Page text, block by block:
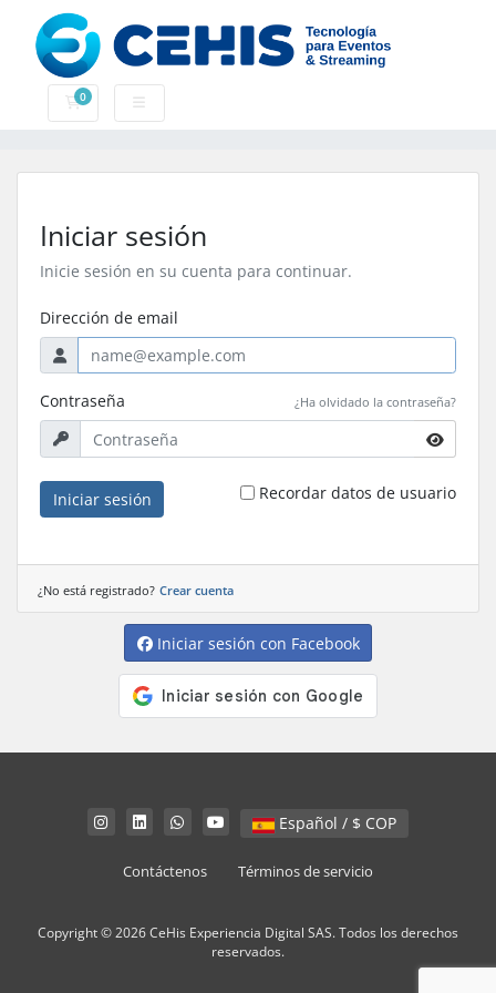
0
Carrito
Iniciar sesión
Inicie sesión en su cuenta para continuar.
Dirección de email
Contraseña ¿Ha olvidado la contraseña?
Iniciar sesión Recordar datos de usuario
¿No está registrado? Crear cuenta
Iniciar sesión con Facebook
Español / $ COP
Contáctenos Términos de servicio
Copyright © 2026 CeHis Experiencia Digital SAS. Todos los derechos
reservados.